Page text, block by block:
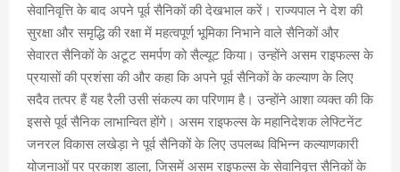
सेवानिवृत्ति के बाद अपने पूर्व सैनिकों की देखभाल करें। राज्यपाल ने देश की
सुरक्षा और समृद्धि की रक्षा में महत्वपूर्ण भूमिका निभाने वाले सैनिकों और
सेवारत सैनिकों के अटूट समर्पण को सैल्यूट किया। उन्होंने असम राइफल्स के
प्रयासों की प्रशंसा की और कहा कि अपने पूर्व सैनिकों के कल्याण के लिए
सदैव तत्पर हैं यह रैली उसी संकल्प का परिणाम है। उन्होंने आशा व्यक्त की कि
इससे पूर्व सैनिक लाभान्वित होंगे। असम राइफल्स के महानिदेशक लेफ्टिनेंट
जनरल विकास लखेड़ा ने पूर्व सैनिकों के लिए उपलब्ध विभिन्न कल्याणकारी
योजनाओं पर प्रकाश डाला, जिसमें असम राइफल्स के सेवानिवृत्त सैनिकों के